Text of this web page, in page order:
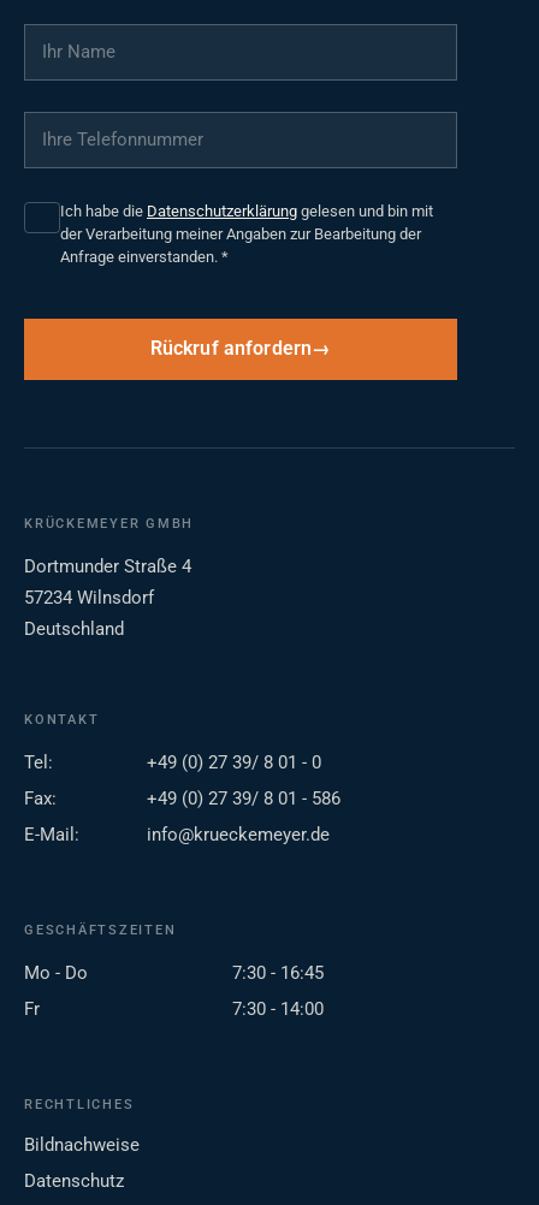
Ihr Name
Ihre Telefonnummer
Ich habe die Datenschutzerklärung gelesen und bin mit
der Verarbeitung meiner Angaben zur Bearbeitung der
Anfrage einverstanden. *
Rückruf anfordern
KRÜCKEMEYER GMBH
Dortmunder Straße 4
57234 Wilnsdorf
Deutschland
KONTAKT
Tel:
+49 (0) 27 39/ 8 01 - 0
Fax:
+49 (0) 27 39/ 8 01 - 586
E-Mail:
info@krueckemeyer.de
GESCHÄFTSZEITEN
Mo - Do
7:30 - 16:45
Fr
7:30 - 14:00
RECHTLICHES
Bildnachweise
Datenschutz